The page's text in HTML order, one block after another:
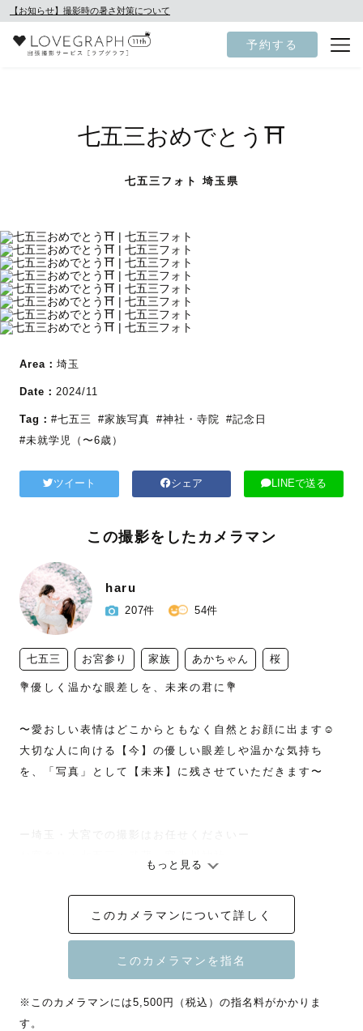
【お知らせ】撮影時の暑さ対策について
予約する
七五三おめでとう⛩️
七五三フォト 埼玉県
Area： 埼玉
Date： 2024/11
Tag： #七五三 #家族写真 #神社・寺院 #記念日
#未就学児（〜6歳）
ツイート シェア LINEで送る
この撮影をしたカメラマン
haru
207件 54件
七五三 お宮参り 家族 あかちゃん 桜
💐優しく温かな眼差しを、未来の君に💐
〜愛おしい表情はどこからともなく自然とお顔に出ます☺️
大切な人に向ける【今】の優しい眼差しや温かな気持ち
を、「写真」として【未来】に残させていただきます〜
ー埼玉・大宮での撮影はお任せくださいー
所です🌸）
✿---------------------------------------------------✿
🌸３児を育てるママフォトグラファー
🌻季節のお花とお子さまとの自然なお写真が得意です
もっと見る
このカメラマンについて詳しく
※このカメラマンには5,500円（税込）の指名料がかかりま
す。